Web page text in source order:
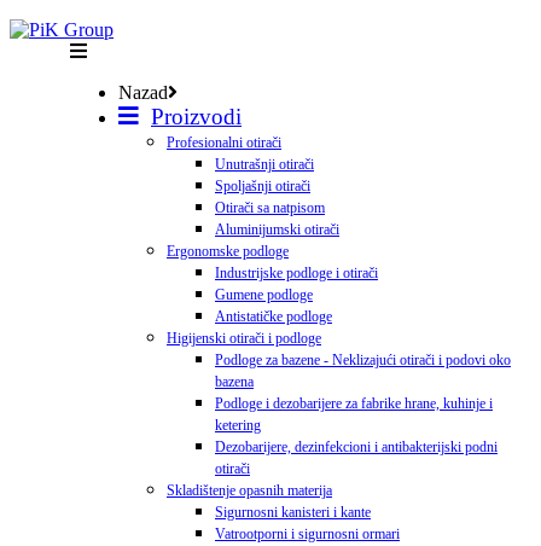
Nazad
Proizvodi
Profesionalni otirači
Unutrašnji otirači
Spoljašnji otirači
Otirači sa natpisom
Aluminijumski otirači
Ergonomske podloge
Industrijske podloge i otirači
Gumene podloge
Antistatičke podloge
Higijenski otirači i podloge
Podloge za bazene - Neklizajući otirači i podovi oko
bazena
Podloge i dezobarijere za fabrike hrane, kuhinje i
ketering
Dezobarijere, dezinfekcioni i antibakterijski podni
otirači
Skladištenje opasnih materija
Sigurnosni kanisteri i kante
Vatrootporni i sigurnosni ormari